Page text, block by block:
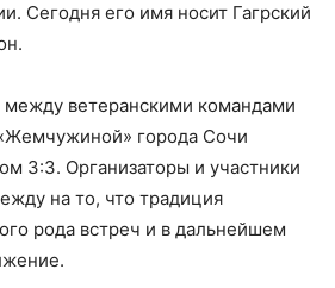
Сегодня его имя носит Гагрский
ветеранскими командами
города Сочи
3:3. Организаторы и участники
на то, что традиция
рода встреч и в дальнейшем